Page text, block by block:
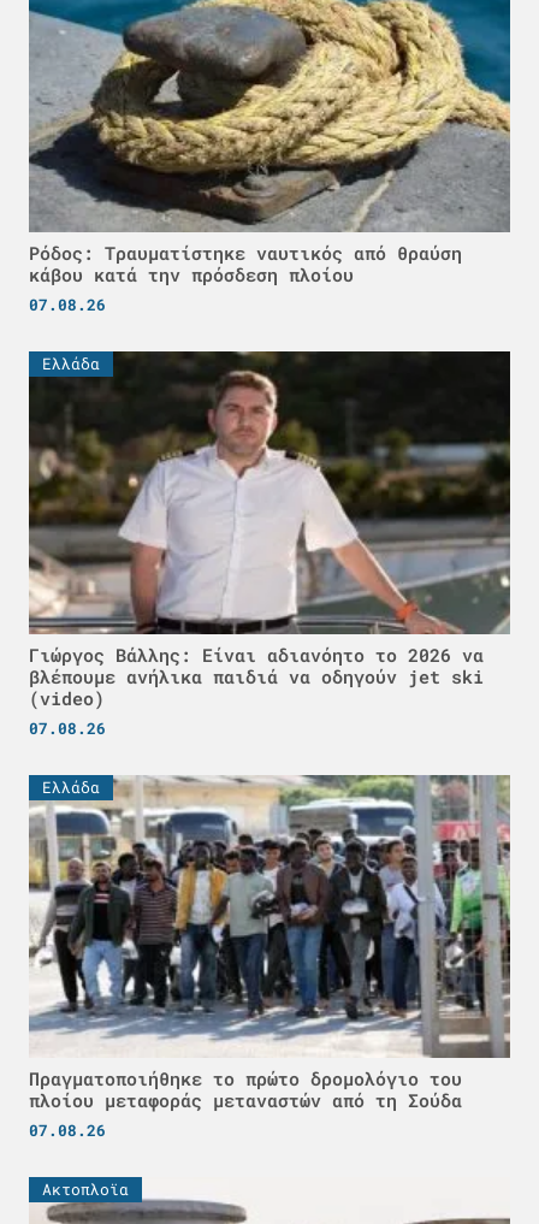
Ρόδος: Τραυματίστηκε ναυτικός από θραύση
κάβου κατά την πρόσδεση πλοίου
07.08.26
Ελλάδα
Γιώργος Βάλλης: Είναι αδιανόητο το 2026 να
βλέπουμε ανήλικα παιδιά να οδηγούν jet ski
(video)
07.08.26
Ελλάδα
Πραγματοποιήθηκε το πρώτο δρομολόγιο του
πλοίου μεταφοράς μεταναστών από τη Σούδα
07.08.26
Ακτοπλοϊα